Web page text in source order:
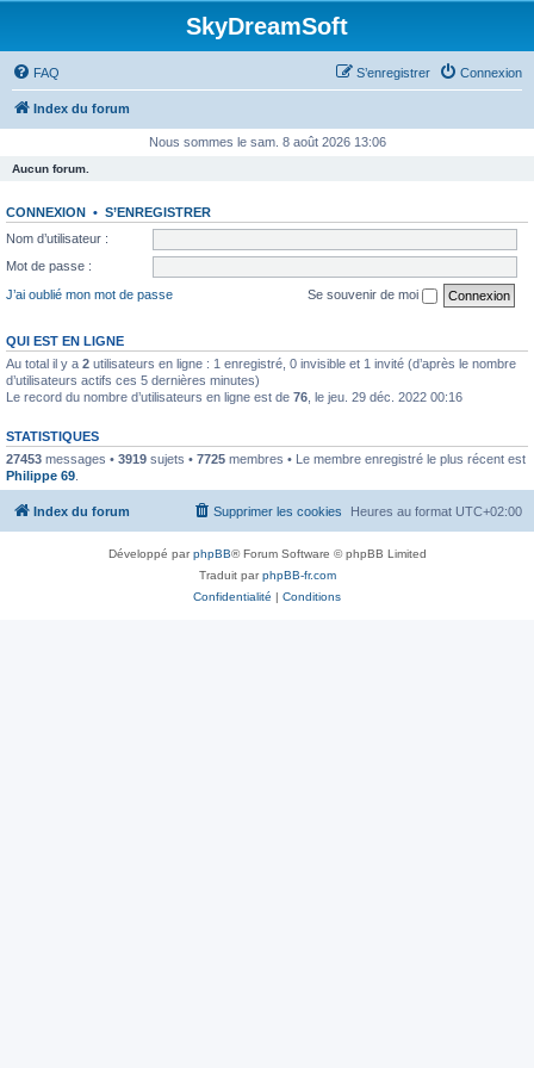
SkyDreamSoft
FAQ Connexion
S’enregistrer
Index du forum
Nous sommes le sam. 8 août 2026 13:06
Aucun forum.
CONNEXION • S’ENREGISTRER
Nom d’utilisateur :
Mot de passe :
J’ai oublié mon mot de passe
Se souvenir de moi
QUI EST EN LIGNE
Au total il y a 2 utilisateurs en ligne : 1 enregistré, 0 invisible et 1 invité (d’après le nombre
d’utilisateurs actifs ces 5 dernières minutes)
Le record du nombre d’utilisateurs en ligne est de 76 , le jeu. 29 déc. 2022 00:16
STATISTIQUES
27453 messages • 3919 sujets • 7725 membres • Le membre enregistré le plus récent est
Philippe 69
Index du forum Heures au format UTC+02:00
Supprimer les cookies
Développé parphpBB® Forum Software © phpBB Limited
Traduit parphpBB-fr.com
Confidentialité | Conditions